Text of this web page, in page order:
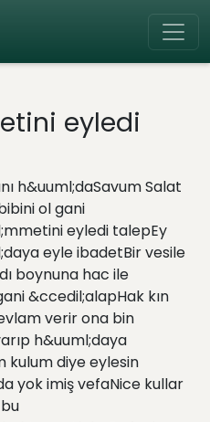
eyledi
h&uuml;daSavum Salat
ol gani
eyledi talepEy
eyle ibadetBir vesile
boynuna hac ile
&ccedil;alapHak kın
verir ona bin
h&uuml;daya
kulum diye eylesin
yok imiş vefaNice kullar